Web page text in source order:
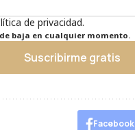
de privacidad.
baja en cualquier momento.
Suscribirme gratis
Facebook